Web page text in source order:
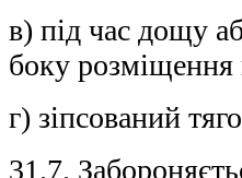
в) під час дощу
боку розміщення
г) зіпсований
31.7.